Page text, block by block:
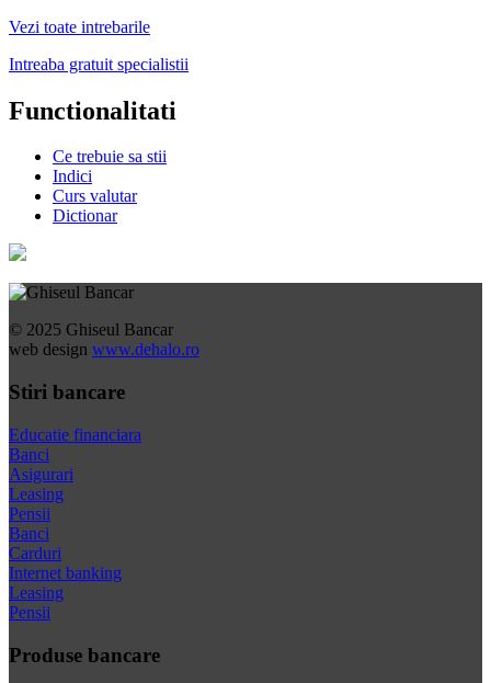
Vezi toate intrebarile
Intreaba gratuit specialistii
Functionalitati
Ce trebuie sa stii
Indici
Curs valutar
Dictionar
© 2025 Ghiseul Bancar
web design www.dehalo.ro
Stiri bancare
Educatie financiara
Banci
Asigurari
Leasing
Pensii
Banci
Carduri
Internet banking
Leasing
Pensii
Produse bancare